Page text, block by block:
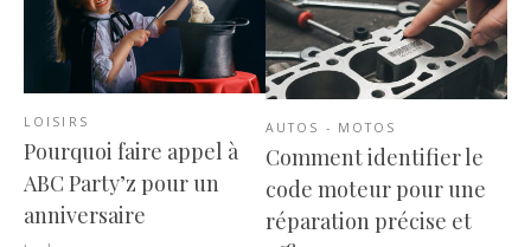
LOISIRS
Pourquoi faire appel à
ABC Party’z pour un
anniversaire
AUTOS - MOTOS
Comment identifier le
code moteur pour une
réparation précise et